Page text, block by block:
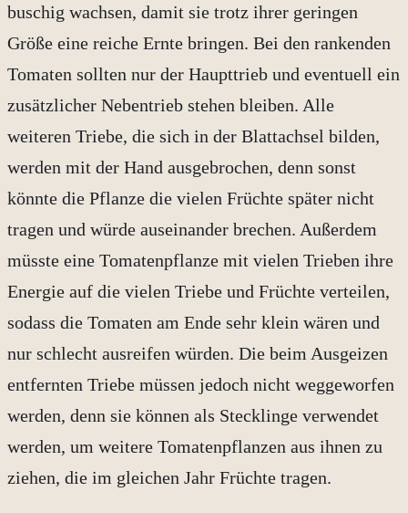
buschig wachsen, damit sie trotz ihrer geringen
Größe eine reiche Ernte bringen. Bei den rankenden
Tomaten sollten nur der Haupttrieb und eventuell ein
zusätzlicher Nebentrieb stehen bleiben. Alle
weiteren Triebe, die sich in der Blattachsel bilden,
werden mit der Hand ausgebrochen, denn sonst
könnte die Pflanze die vielen Früchte später nicht
tragen und würde auseinander brechen. Außerdem
müsste eine Tomatenpflanze mit vielen Trieben ihre
Energie auf die vielen Triebe und Früchte verteilen,
sodass die Tomaten am Ende sehr klein wären und
nur schlecht ausreifen würden. Die beim Ausgeizen
entfernten Triebe müssen jedoch nicht weggeworfen
werden, denn sie können als Stecklinge verwendet
werden, um weitere Tomatenpflanzen aus ihnen zu
ziehen, die im gleichen Jahr Früchte tragen.